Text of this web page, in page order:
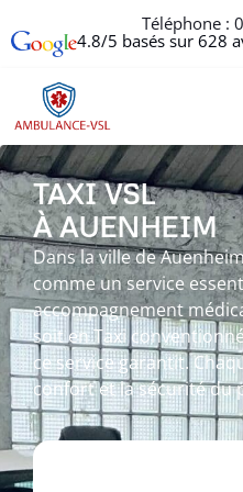
Téléphone :
4.8/5 basés sur 628
TAXI VSL
À AUENHEIM
Dans la ville de
comme un service
accompagnement
soit en Taxi
ce service garantit.
confort et la sécurité du